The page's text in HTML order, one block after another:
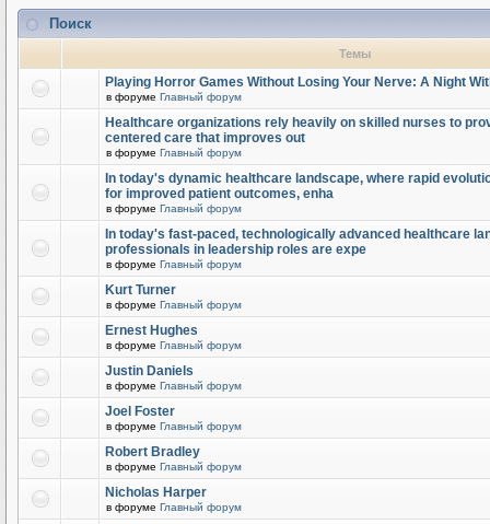
Поиск
Темы
Playing Horror Games Without Losing Your Nerve: A Night
в форуме Главный форум
Healthcare organizations rely heavily on skilled nurses to
centered care that improves out
в форуме Главный форум
In today's dynamic healthcare landscape, where rapid
for improved patient outcomes, enha
в форуме Главный форум
In today's fast-paced, technologically advanced healthcare
professionals in leadership roles are expe
в форуме Главный форум
Kurt Turner
в форуме Главный форум
Ernest Hughes
в форуме Главный форум
Justin Daniels
в форуме Главный форум
Joel Foster
в форуме Главный форум
Robert Bradley
в форуме Главный форум
Nicholas Harper
в форуме Главный форум